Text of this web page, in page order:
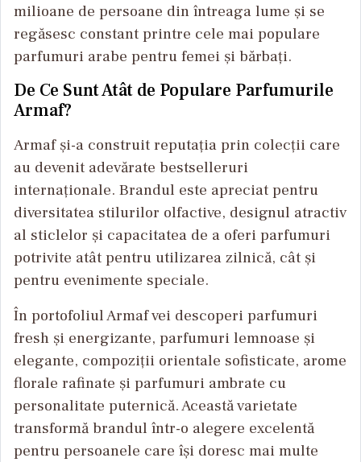
milioane de persoane din întreaga lume și se
regăsesc constant printre cele mai populare
parfumuri arabe pentru femei și bărbați.
De Ce Sunt Atât de Populare Parfumurile
Armaf?
Armaf și-a construit reputația prin colecții care
au devenit adevărate bestselleruri
internaționale. Brandul este apreciat pentru
diversitatea stilurilor olfactive, designul atractiv
al sticlelor și capacitatea de a oferi parfumuri
potrivite atât pentru utilizarea zilnică, cât și
pentru evenimente speciale.
În portofoliul Armaf vei descoperi parfumuri
fresh și energizante, parfumuri lemnoase și
elegante, compoziții orientale sofisticate, arome
florale rafinate și parfumuri ambrate cu
personalitate puternică. Această varietate
transformă brandul într-o alegere excelentă
pentru persoanele care își doresc mai multe